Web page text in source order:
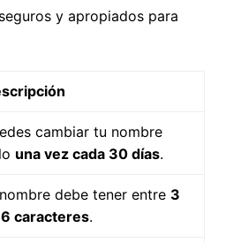
y apropiados para
cambiar tu nombre
una vez cada 30 días.
debe tener entre 3
caracteres.